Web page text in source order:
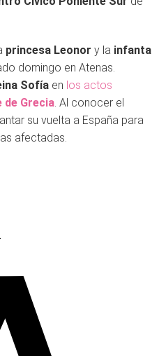
princesa Leonor y la infanta
domingo en Atenas.
Sofía en los actos
de Grecia . Al conocer el
su vuelta a España para
afectadas.